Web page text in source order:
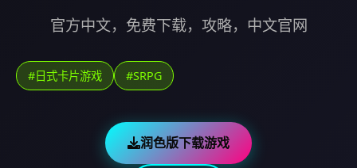
官方中文，免费下载，攻略，中文官网
#日式卡片游戏 #SRPG
润色版下载游戏